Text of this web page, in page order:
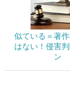
似ている＝著
はない！侵害
ン